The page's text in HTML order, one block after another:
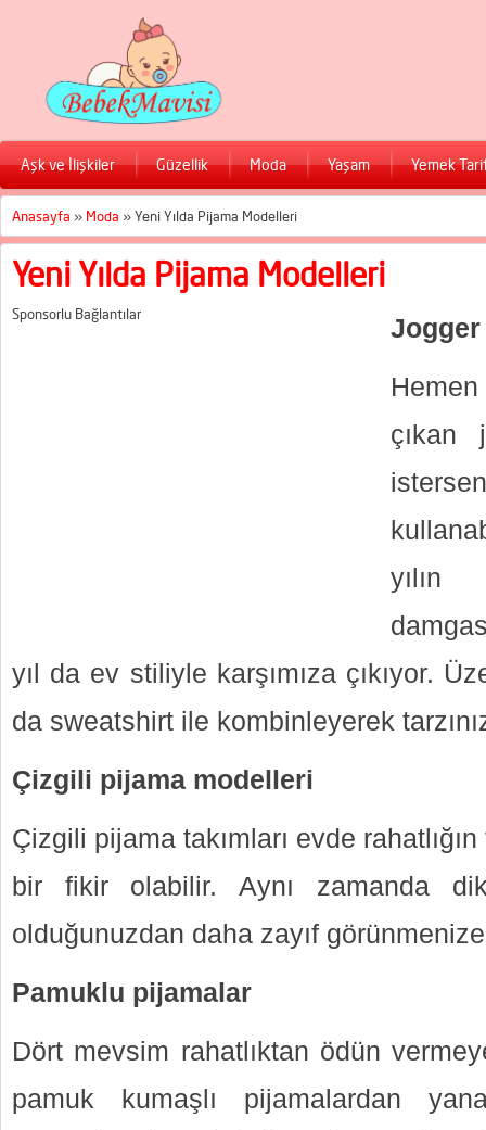
Aşk ve İlişkiler Güzellik Moda Yaşam Yemek
Anasayfa » Moda »Yeni Yılda Pijama Modelleri
Yeni Yılda Pijama Modelleri
Sponsorlu Bağlantılar
çıkan
yıl da ev stiliyle karşımıza çıkıyor.
da sweatshirt ile kombinleyerek
Çizgili pijama modelleri
Çizgili pijama takımları evde rahatlığın
bir fikir olabilir. Aynı zamanda
olduğunuzdan daha zayıf görünmenize
Pamuklu pijamalar
Dört mevsim rahatlıktan ödün
pamuk kumaşlı pijamalardan